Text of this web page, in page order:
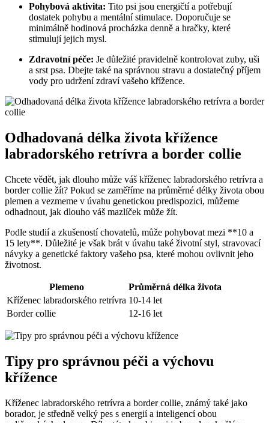
Pohybová aktivita: Tito psi jsou energičtí a potřebují
dostatek pohybu a mentální stimulace. Doporučuje se
minimálně hodinová procházka denně a hračky, které
stimulují jejich mysl.
Zdravotní péče: Je důležité pravidelně kontrolovat zuby, uši
a srst psa. Dbejte také na správnou stravu a dostatečný příjem
vody pro udržení zdraví vašeho křížence.
Odhadovaná délka života křížence
labradorského retrívra a border collie
Chcete vědět, jak dlouho může váš kříženec labradorského retrívra a
border collie žít? Pokud se zaměříme na průměrné délky života obou
plemen a vezmeme v úvahu genetickou predispozici, můžeme
odhadnout, jak dlouho váš mazlíček může žít.
Podle studií a zkušeností chovatelů, může pohybovat mezi **10 a
15 lety**. Důležité je však brát v úvahu také životní styl, stravovací
návyky a genetické faktory vašeho psa, které mohou ovlivnit jeho
životnost.
Plemeno
Průměrná délka života
Kříženec labradorského retrívra 10-14 let
Border collie
12-16 let
Tipy pro správnou péči a výchovu
křížence
Kříženec labradorského retrívra a border collie, známý také jako
borador, je středně velký pes s energií a inteligencí obou